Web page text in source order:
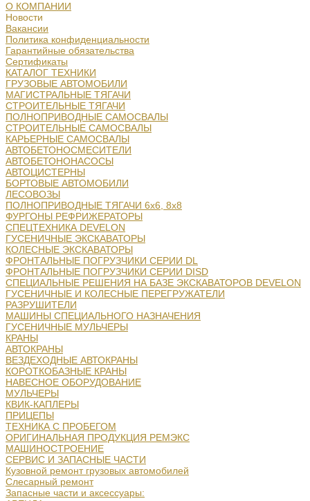
О КОМПАНИИ
Новости
Вакансии
Политика конфиденциальности
Гарантийные обязательства
Сертификаты
КАТАЛОГ ТЕХНИКИ
ГРУЗОВЫЕ АВТОМОБИЛИ
МАГИСТРАЛЬНЫЕ ТЯГАЧИ
СТРОИТЕЛЬНЫЕ ТЯГАЧИ
ПОЛНОПРИВОДНЫЕ САМОСВАЛЫ
СТРОИТЕЛЬНЫЕ САМОСВАЛЫ
КАРЬЕРНЫЕ САМОСВАЛЫ
АВТОБЕТОНОСМЕСИТЕЛИ
АВТОБЕТОНОНАСОСЫ
АВТОЦИСТЕРНЫ
БОРТОВЫЕ АВТОМОБИЛИ
ЛЕСОВОЗЫ
ПОЛНОПРИВОДНЫЕ ТЯГАЧИ 6х6, 8х8
ФУРГОНЫ РЕФРИЖЕРАТОРЫ
СПЕЦТЕХНИКА DEVELON
ГУСЕНИЧНЫЕ ЭКСКАВАТОРЫ
КОЛЕСНЫЕ ЭКСКАВАТОРЫ
ФРОНТАЛЬНЫЕ ПОГРУЗЧИКИ СЕРИИ DL
ФРОНТАЛЬНЫЕ ПОГРУЗЧИКИ СЕРИИ DISD
СПЕЦИАЛЬНЫЕ РЕШЕНИЯ НА БАЗЕ ЭКСКАВАТОРОВ DEVELON
ГУСЕНИЧНЫЕ И КОЛЕСНЫЕ ПЕРЕГРУЖАТЕЛИ
РАЗРУШИТЕЛИ
МАШИНЫ СПЕЦИАЛЬНОГО НАЗНАЧЕНИЯ
ГУСЕНИЧНЫЕ МУЛЬЧЕРЫ
КРАНЫ
АВТОКРАНЫ
ВЕЗДЕХОДНЫЕ АВТОКРАНЫ
КОРОТКОБАЗНЫЕ КРАНЫ
НАВЕСНОЕ ОБОРУДОВАНИЕ
МУЛЬЧЕРЫ
КВИК-КАПЛЕРЫ
ПРИЦЕПЫ
ТЕХНИКА С ПРОБЕГОМ
ОРИГИНАЛЬНАЯ ПРОДУКЦИЯ РЕМЭКС
МАШИНОСТРОЕНИЕ
СЕРВИС И ЗАПАСНЫЕ ЧАСТИ
Кузовной ремонт грузовых автомобилей
Слесарный ремонт
Запасные части и аксессуары: